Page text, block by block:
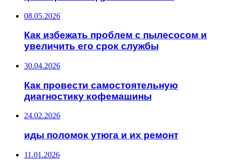
08.05.2026
Как избежать проблем с пылесосом и
увеличить его срок службы
30.04.2026
Как провести самостоятельную
диагностику кофемашины
24.02.2026
иды поломок утюга и их ремонт
11.01.2026